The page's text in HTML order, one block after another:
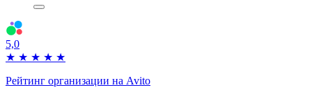
5,0
★ ★ ★ ★ ★
Рейтинг организации на Avito